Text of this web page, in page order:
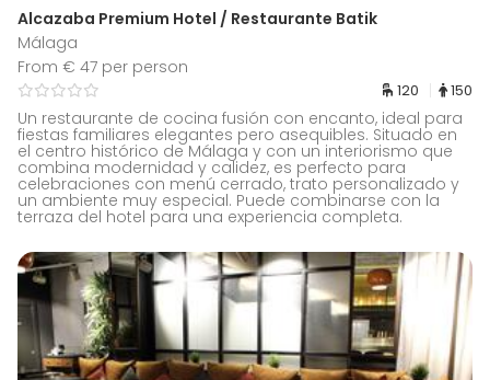
Alcazaba Premium Hotel / Restaurante Batik
Málaga
From € 47 per person
120 150
Un restaurante de cocina fusión con encanto, ideal para
fiestas familiares elegantes pero asequibles. Situado en
el centro histórico de Málaga y con un interiorismo que
combina modernidad y calidez, es perfecto para
celebraciones con menú cerrado, trato personalizado y
un ambiente muy especial. Puede combinarse con la
terraza del hotel para una experiencia completa.